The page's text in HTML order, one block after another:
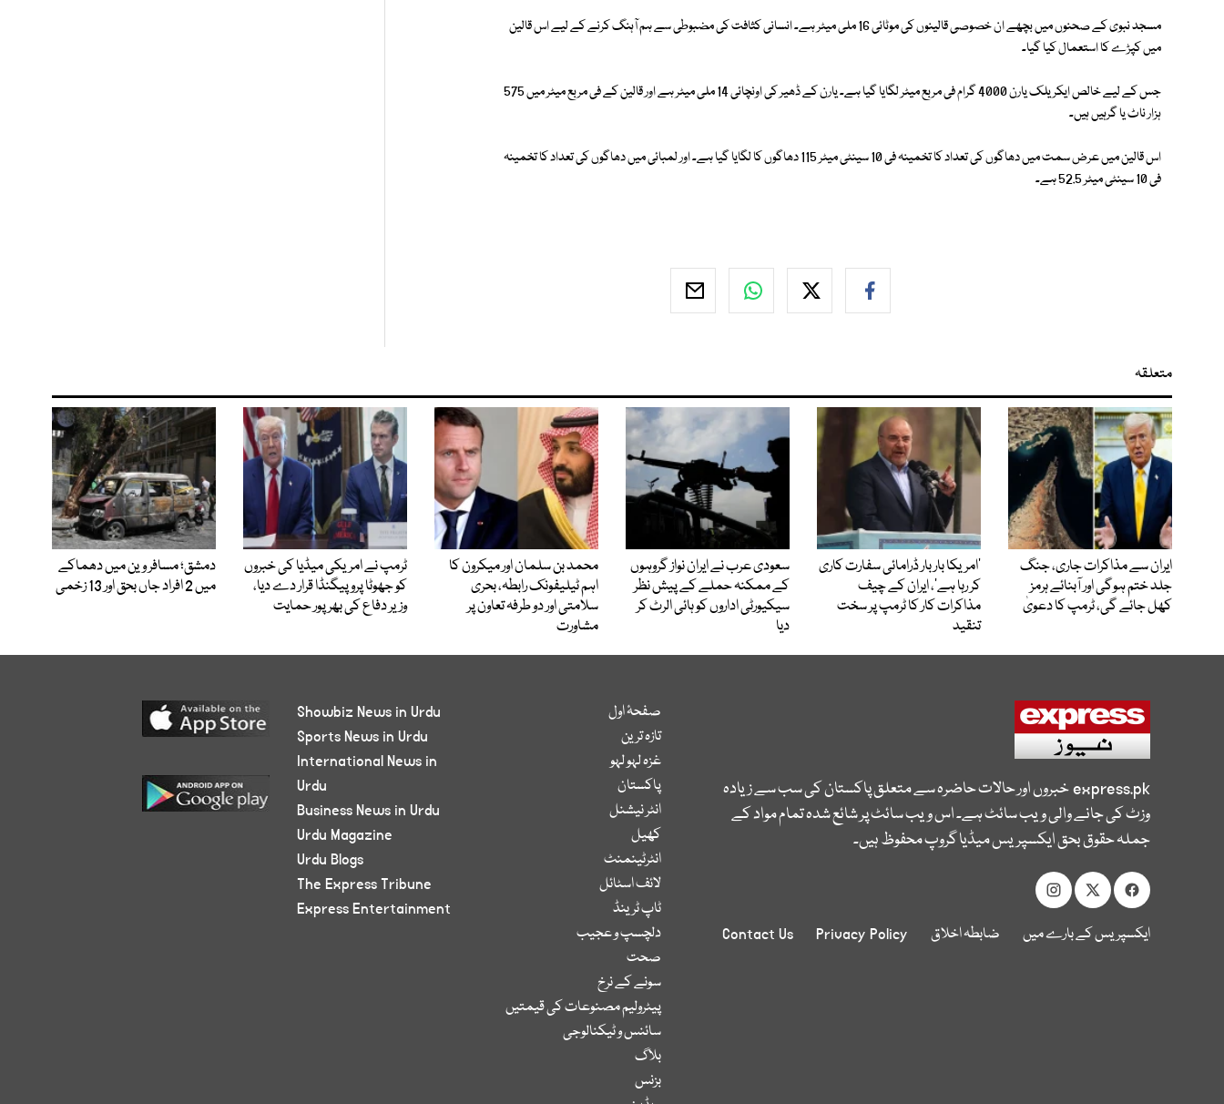
مسجد نبوی کے صحنوں میں بچھے ان خصوصی قالینوں کی موٹائی 16 ملی میٹر ہے۔ انسانی کثافت کی مضبوطی سے ہم آہنگ کرنے کے لیے اس قالین
میں کپڑے کا استعمال کیا گیا۔
جس کے لیے خالص ایکریلک یارن 4000 گرام فی مربع میٹر لگایا گیا ہے۔ یارن کے ڈھیر کی اونچائی 14 ملی میٹر ہے اور قالین کے فی مربع میٹر میں 575
ہزار ناٹ یا گرہیں ہیں۔
اس قالین میں عرض سمت میں دھاگوں کی تعداد کا تخمینہ فی 10 سینٹی میٹر 115 دھاگوں کا لگایا گیا ہے۔ اور لمبائی میں دھاگوں کی تعداد کا تخمینہ
فی 10 سینٹی میٹر 52.5 ہے۔
متعلقہ
ایران سے مذاکرات جاری، جنگ
جلد ختم ہوگی اور آبنائے ہرمز
کھل جائے گی، ٹرمپ کا دعویٰ
’امریکا بار بار ڈرامائی سفارت کاری
کر رہا ہے‘، ایران کے چیف
مذاکرات کار کا ٹرمپ پر سخت
تنقید
سعودی عرب نے ایران نواز گروہوں
کے ممکنہ حملے کے پیش نظر
سیکیورٹی اداروں کو ہائی الرٹ کر
دیا
محمد بن سلمان اور میکرون کا
اہم ٹیلیفونک رابطہ، بحری
سلامتی اور دو طرفہ تعاون پر
مشاورت
ٹرمپ نے امریکی میڈیا کی خبروں
کو جھوٹا پروپیگنڈا قرار دے دیا،
وزیر دفاع کی بھرپور حمایت
دمشق؛ مسافر وین میں دھماکے
میں 2 افراد جاں بحق اور 13 زخمی
express.pkخبروں اور حالات حاضرہ سے متعلق پاکستان کی سب سے زیادہ
وزٹ کی جانے والی ویب سائٹ ہے۔ اس ویب سائٹ پر شائع شدہ تمام مواد کے
جملہ حقوق بحق ایکسپریس میڈیا گروپ محفوظ ہیں۔
ایکسپریس کے بارے میں ضابطہ اخلاق Privacy Policy
Contact Us
صفحۂ اول
تازہ ترین
غزہ لہو لہو
پاکستان
انٹر نیشنل
کھیل
انٹرٹینمنٹ
لائف اسٹائل
ٹاپ ٹرینڈ
دلچسپ و عجیب
صحت
سونے کے نرخ
پیٹرولیم مصنوعات کی قیمتیں
سائنس و ٹیکنالوجی
بلاگ
بزنس
Showbiz News in Urdu
Sports News in Urdu
International News in
Urdu
Business News in Urdu
Urdu Magazine
Urdu Blogs
The Express Tribune
Express Entertainment